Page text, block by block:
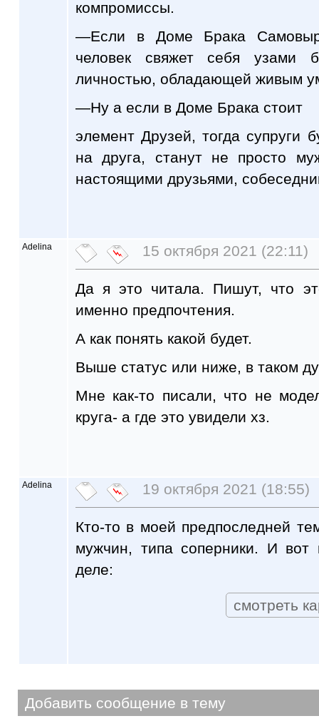
компромиссы.
—Если в Доме Брака
человек свяжет себя узами
личностью, обладающей живым
—Ну а если в Доме Брака стоит
элемент Друзей, тогда супруги
на друга, станут не просто
настоящими друзьями,
Adelina 15 октября 2021 (22:11)
Да я это читала. Пишут, что
именно предпочтения.
А как понять какой будет.
Выше статус или ниже, в таком
Мне как-то писали, что не
круга- а где это увидели хз.
Adelina 19 октября 2021 (18:55)
Кто-то в моей предпоследней
мужчин, типа соперники. И вот
деле:
смотреть
Добавить сообщение в тему